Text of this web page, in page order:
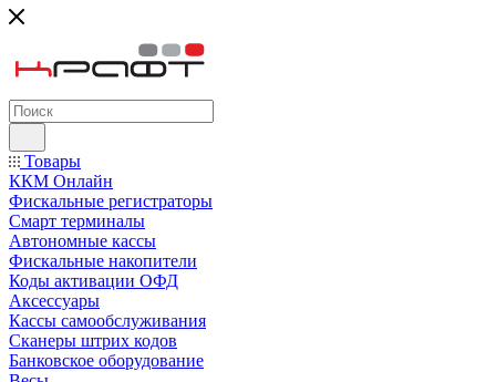
Товары
ККМ Онлайн
Фискальные регистраторы
Смарт терминалы
Автономные кассы
Фискальные накопители
Коды активации ОФД
Аксессуары
Кассы самообслуживания
Сканеры штрих кодов
Банковское оборудование